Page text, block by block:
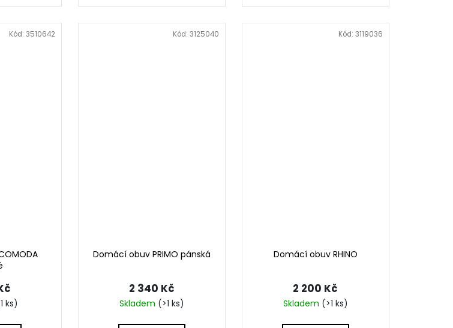
ks)
Kód:3510642
Domácí obuv PRIMO pánská
Skladem (>1 ks)
2 340 Kč
Kód: 3125040
Domácí obuv RHINO
Skladem (>1 ks)
2 200 Kč
Kód: 3119036